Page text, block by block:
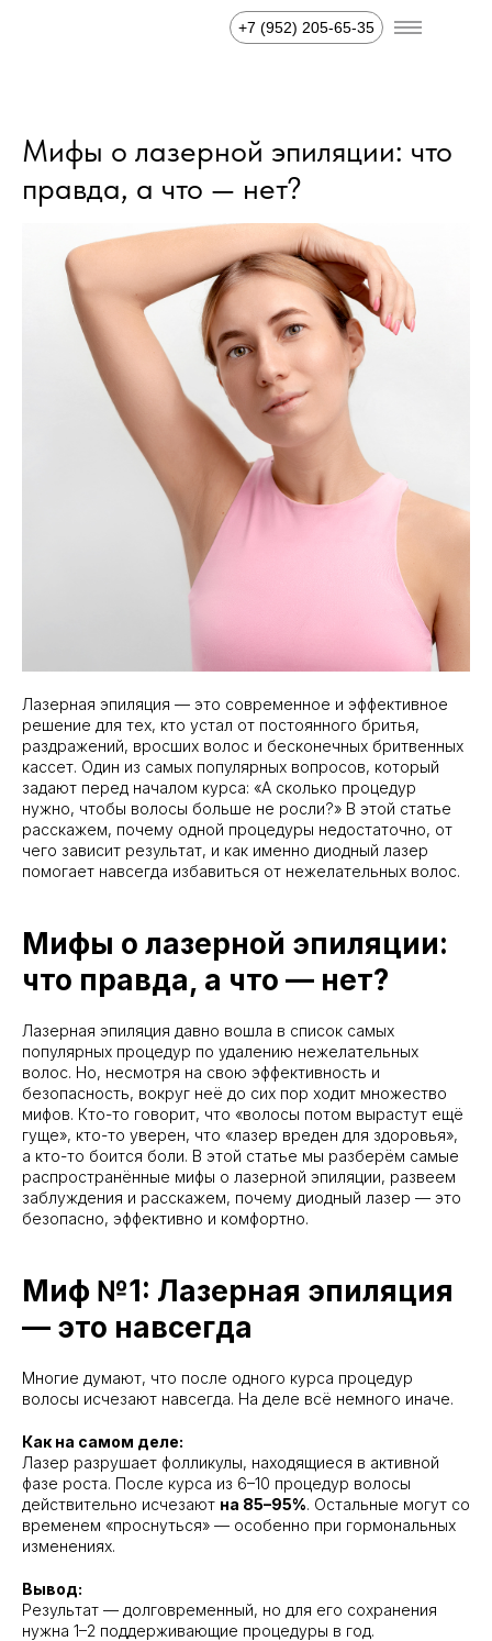
+7 (952) 205-65-35
Мифы о лазерной эпиляции: что
правда, а что — нет?
Лазерная эпиляция — это современное и эффективное
решение для тех, кто устал от постоянного бритья,
раздражений, вросших волос и бесконечных бритвенных
кассет. Один из самых популярных вопросов, который
задают перед началом курса: «А сколько процедур
нужно, чтобы волосы больше не росли?» В этой статье
расскажем, почему одной процедуры недостаточно, от
чего зависит результат, и как именно диодный лазер
помогает навсегда избавиться от нежелательных волос.
Мифы о лазерной эпиляции:
что правда, а что — нет?
Лазерная эпиляция давно вошла в список самых
популярных процедур по удалению нежелательных
волос. Но, несмотря на свою эффективность и
безопасность, вокруг неё до сих пор ходит множество
мифов. Кто-то говорит, что «волосы потом вырастут ещё
гуще», кто-то уверен, что «лазер вреден для здоровья»,
а кто-то боится боли. В этой статье мы разберём самые
распространённые мифы о лазерной эпиляции, развеем
заблуждения и расскажем, почему диодный лазер — это
безопасно, эффективно и комфортно.
Миф №1: Лазерная эпиляция
— это навсегда
Многие думают, что после одного курса процедур
волосы исчезают навсегда. На деле всё немного иначе.
Как на самом деле:
Лазер разрушает фолликулы, находящиеся в активной
фазе роста. После курса из 6–10 процедур волосы
действительно исчезают на 85–95%. Остальные могут со
временем «проснуться» — особенно при гормональных
изменениях.
Вывод:
Результат — долговременный, но для его сохранения
нужна 1–2 поддерживающие процедуры в год.